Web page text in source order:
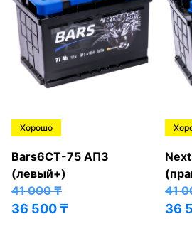
Хорошо
Bars6СТ-75 АПЗ
(левый+)
41 000₸
36 500₸
41
36